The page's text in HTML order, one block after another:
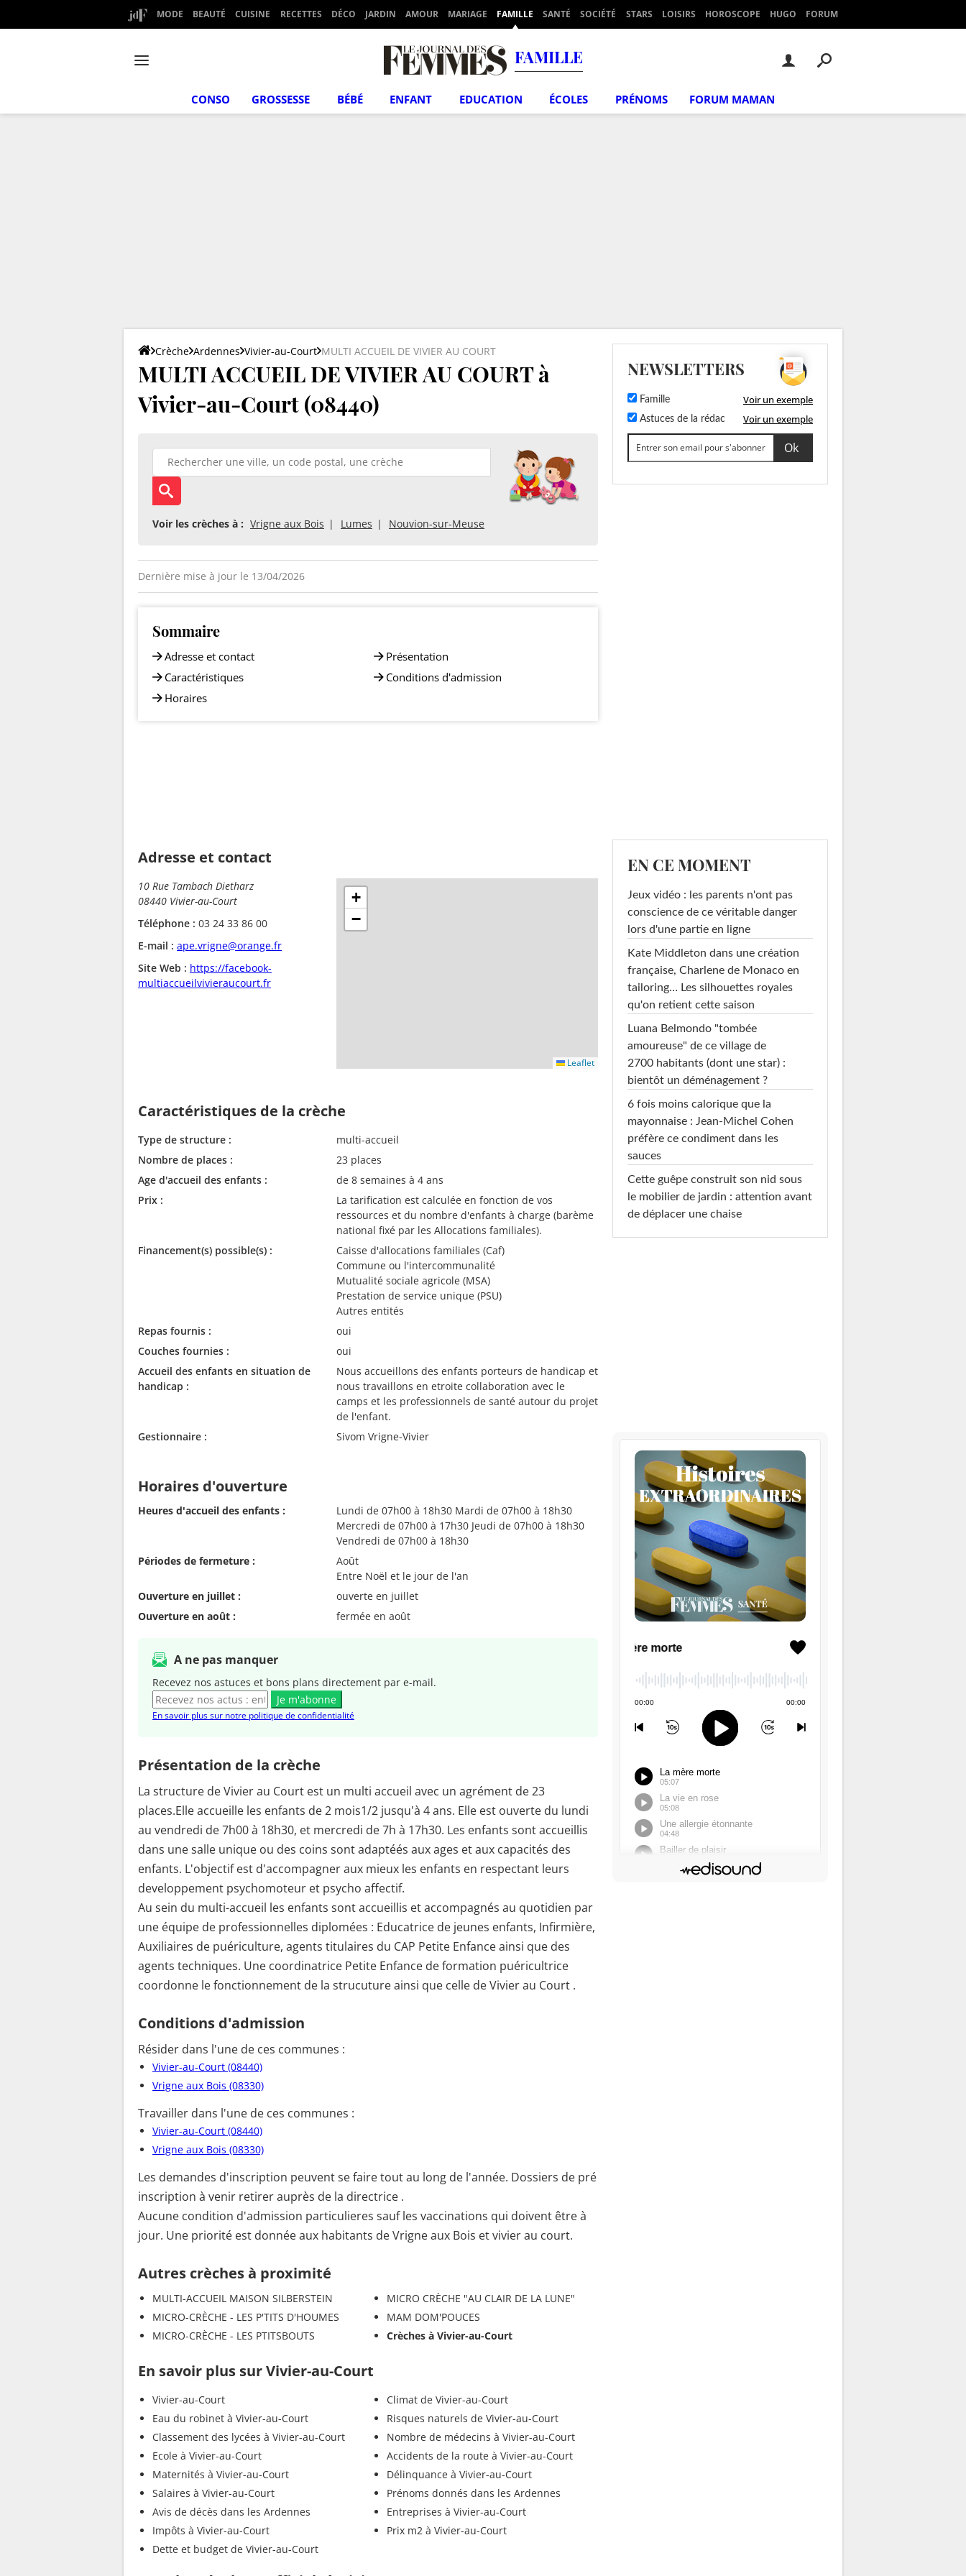
MODE BEAUTÉ CUISINE RECETTES DÉCO JARDIN AMOUR MARIAGE FAMILLE SANTÉ SOCIÉTÉ STARS LOISIRS HOROSCOPE HUGO FORUM
FAMILLE
CONSO GROSSESSE BÉBÉ ENFANT EDUCATION ÉCOLES PRÉNOMS FORUM MAMAN
Crèche Ardennes Vivier-au-Court MULTI ACCUEIL DE VIVIER AU COURT
MULTI ACCUEIL DE VIVIER AU COURT à
Vivier-au-Court (08440)
Voir les crèches à : Vrigne aux Bois Lumes Nouvion-sur-Meuse
Dernière mise à jour le 13/04/2026
Sommaire
Adresse et contact
Caractéristiques
Horaires
Présentation
Conditions d'admission
Adresse et contact
10 Rue Tambach Dietharz
08440 Vivier-au-Court
Téléphone : 03 24 33 86 00
E-mail : ape.vrigne@orange.fr
Site Web : https://facebook-
multiaccueilvivieraucourt.fr
+
−
Leaflet
Caractéristiques de la crèche
Type de structure :
multi-accueil
Nombre de places :
23 places
Age d'accueil des enfants :
de 8 semaines à 4 ans
Prix :
La tarification est calculée en fonction de vos
ressources et du nombre d'enfants à charge (barème
national fixé par les Allocations familiales).
Financement(s) possible(s) :
Caisse d'allocations familiales (Caf)
Commune ou l'intercommunalité
Mutualité sociale agricole (MSA)
Prestation de service unique (PSU)
Autres entités
Repas fournis :
oui
Couches fournies :
oui
Accueil des enfants en situation de
handicap :
Nous accueillons des enfants porteurs de handicap et
nous travaillons en etroite collaboration avec le
camps et les professionnels de santé autour du projet
de l'enfant.
Gestionnaire :
Sivom Vrigne-Vivier
Horaires d'ouverture
Heures d'accueil des enfants :
Lundi de 07h00 à 18h30 Mardi de 07h00 à 18h30
Mercredi de 07h00 à 17h30 Jeudi de 07h00 à 18h30
Vendredi de 07h00 à 18h30
Périodes de fermeture :
Août
Entre Noël et le jour de l'an
Ouverture en juillet :
ouverte en juillet
Ouverture en août :
fermée en août
A ne pas manquer
Recevez nos astuces et bons plans directement par e-mail.
Je m'abonne
En savoir plus sur notre politique de confidentialité
Présentation de la crèche
La structure de Vivier au Court est un multi accueil avec un agrément de 23
places.Elle accueille les enfants de 2 mois1/2 jusqu'à 4 ans. Elle est ouverte du lundi
au vendredi de 7h00 à 18h30, et mercredi de 7h à 17h30. Les enfants sont accueillis
dans une salle unique ou des coins sont adaptéés aux ages et aux capacités des
enfants. L'objectif est d'accompagner aux mieux les enfants en respectant leurs
developpement psychomoteur et psycho affectif.
Au sein du multi-accueil les enfants sont accueillis et accompagnés au quotidien par
une équipe de professionnelles diplomées : Educatrice de jeunes enfants, Infirmière,
Auxiliaires de puériculture, agents titulaires du CAP Petite Enfance ainsi que des
agents techniques. Une coordinatrice Petite Enfance de formation puéricultrice
coordonne le fonctionnement de la strucuture ainsi que celle de Vivier au Court .
Conditions d'admission
Résider dans l'une de ces communes :
Vivier-au-Court (08440)
Vrigne aux Bois (08330)
Travailler dans l'une de ces communes :
Vivier-au-Court (08440)
Vrigne aux Bois (08330)
Les demandes d'inscription peuvent se faire tout au long de l'année. Dossiers de pré
inscription à venir retirer auprès de la directrice .
Aucune condition d'admission particulieres sauf les vaccinations qui doivent être à
jour. Une priorité est donnée aux habitants de Vrigne aux Bois et vivier au court.
Autres crèches à proximité
MULTI-ACCUEIL MAISON SILBERSTEIN
MICRO-CRÈCHE - LES P'TITS D'HOUMES
MICRO-CRÈCHE - LES PTITSBOUTS
MICRO CRÈCHE "AU CLAIR DE LA LUNE"
MAM DOM'POUCES
Crèches à Vivier-au-Court
En savoir plus sur Vivier-au-Court
Vivier-au-Court
Eau du robinet à Vivier-au-Court
Classement des lycées à Vivier-au-Court
Ecole à Vivier-au-Court
Maternités à Vivier-au-Court
Salaires à Vivier-au-Court
Avis de décès dans les Ardennes
Impôts à Vivier-au-Court
Dette et budget de Vivier-au-Court
Climat de Vivier-au-Court
Risques naturels de Vivier-au-Court
Nombre de médecins à Vivier-au-Court
Accidents de la route à Vivier-au-Court
Délinquance à Vivier-au-Court
Prénoms donnés dans les Ardennes
Entreprises à Vivier-au-Court
Prix m2 à Vivier-au-Court
NEWSLETTERS
Famille Voir un exemple
Astuces de la rédac Voir un exemple
EN CE MOMENT
Jeux vidéo : les parents n'ont pas
conscience de ce véritable danger
lors d'une partie en ligne
Kate Middleton dans une création
française, Charlene de Monaco en
tailoring… Les silhouettes royales
qu'on retient cette saison
Luana Belmondo "tombée
amoureuse" de ce village de
2700 habitants (dont une star) :
bientôt un déménagement ?
6 fois moins calorique que la
mayonnaise : Jean-Michel Cohen
préfère ce condiment dans les
sauces
Cette guêpe construit son nid sous
le mobilier de jardin : attention avant
de déplacer une chaise